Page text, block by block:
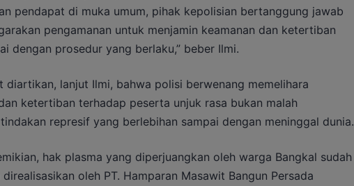
pendapat di muka umum, pihak kepolisian bertanggung jawab
pengamanan untuk menjamin keamanan dan ketertiban
dengan prosedur yang berlaku,” beber Ilmi.
diartikan, lanjut Ilmi, bahwa polisi berwenang memelihara
ketertiban terhadap peserta unjuk rasa bukan malah
represif yang berlebihan sampai dengan meninggal dunia.
hak plasma yang diperjuangkan oleh warga Bangkal sudah
direalisasikan oleh PT. Hamparan Masawit Bangun Persada